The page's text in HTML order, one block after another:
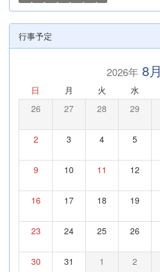
行事予定
2026年8月
日 月 火 水
26 27 28 29
2 3 4 5
9 10 11 12
16 17 18 19
23 24 25 26
30 31 1 2